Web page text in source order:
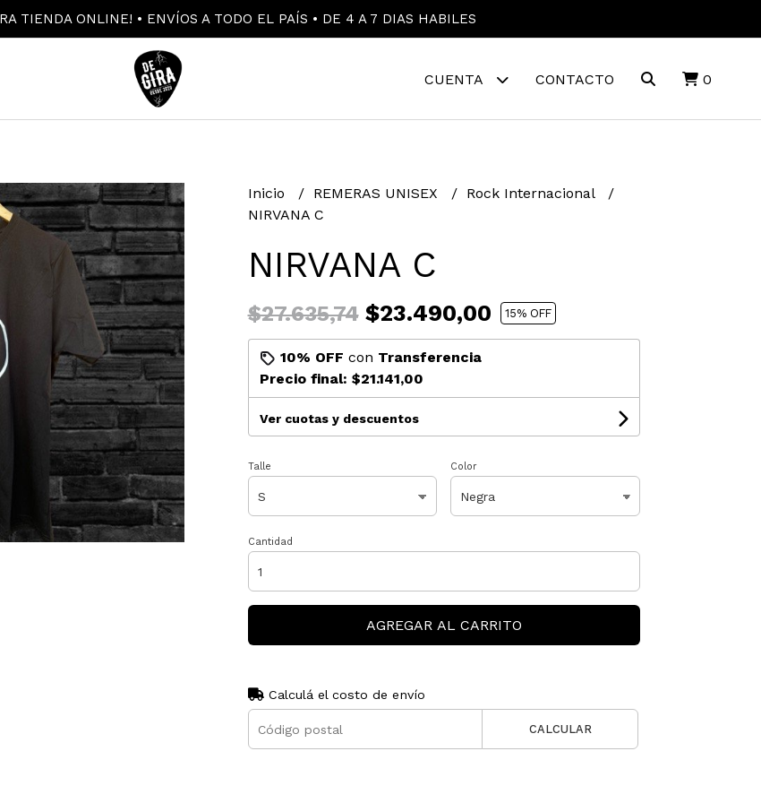
TIENDA ONLINE! • ENVÍOS A TODO EL PAÍS • DE 4 A 7 DIAS HABILES
CUENTA CONTACTO 0
Inicio REMERAS UNISEX
Rock Internacional
NIRVANA C
NIRVANA C
$27.635,74$23.490,00 15% OFF
10% OFF con Transferencia
Precio final: $21.141,00
Ver cuotas y descuentos
Talle Color
Cantidad
AGREGAR AL CARRITO
Calculá el costo de envío
CALCULAR